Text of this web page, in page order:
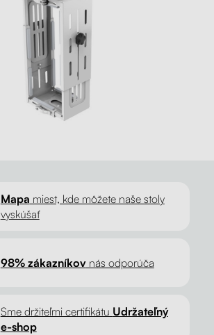
Mapa miest, kde môžete naše stoly
vyskúšať
98% zákazníkovnás odporúča
Sme držiteľmi certifikátu Udržateľný
e-shop